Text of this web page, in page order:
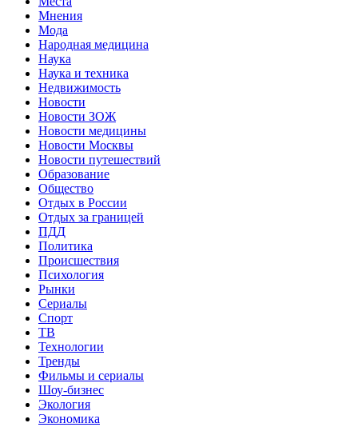
Мнения
Мода
Народная медицина
Наука
Наука и техника
Недвижимость
Новости
Новости ЗОЖ
Новости медицины
Новости Москвы
Новости путешествий
Образование
Общество
Отдых в России
Отдых за границей
ПДД
Политика
Происшествия
Психология
Рынки
Сериалы
Спорт
ТВ
Технологии
Тренды
Фильмы и сериалы
Шоу-бизнес
Экология
Экономика